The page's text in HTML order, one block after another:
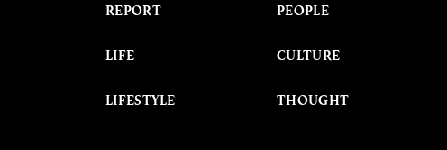
REPORT
LIFE
LIFESTYLE
PEOPLE
CULTURE
THOUGHT